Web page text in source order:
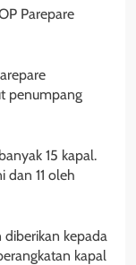
Parepare
penumpang
15 kapal.
dan 11 oleh
diberikan kepada
kapal